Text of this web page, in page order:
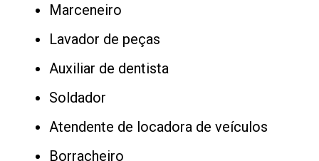
Marceneiro
Lavador de peças
Auxiliar de dentista
Soldador
Atendente de locadora de veículos
Borracheiro